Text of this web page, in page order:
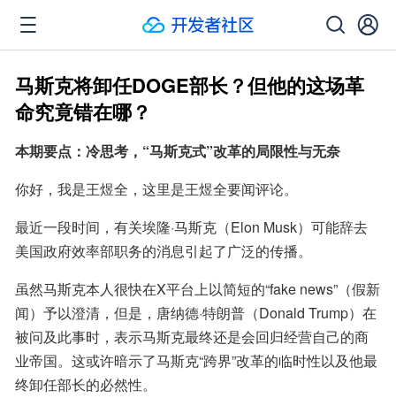
马斯克将卸任DOGE部长？但他的这场革
命究竟错在哪？
本期要点：冷思考，“马斯克式”改革的局限性与无奈
你好，我是王煜全，这里是王煜全要闻评论。
最近一段时间，有关埃隆·马斯克（Elon Musk）可能辞去
美国政府效率部职务的消息引起了广泛的传播。
虽然马斯克本人很快在X平台上以简短的“fake news”（假新
闻）予以澄清，但是，唐纳德·特朗普（Donald Trump）在
被问及此事时，表示马斯克最终还是会回归经营自己的商
业帝国。这或许暗示了马斯克“跨界”改革的临时性以及他最
终卸任部长的必然性。